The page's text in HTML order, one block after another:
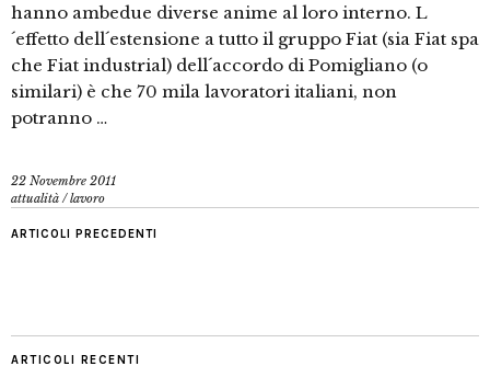
hanno ambedue diverse anime al loro interno. L
´effetto dell´estensione a tutto il gruppo Fiat (sia Fiat spa
che Fiat industrial) dell´accordo di Pomigliano (o
similari) è che 70 mila lavoratori italiani, non
potranno …
22 Novembre 2011
attualità /lavoro
ARTICOLI PRECEDENTI
ARTICOLI RECENTI